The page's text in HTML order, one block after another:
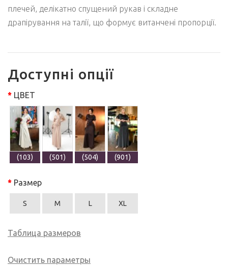
плечей, делікатно спущений рукав і складне
драпірування на талії, що формує витанчені пропорції.
Доступні опції
ЦВЕТ
(103) (501) (504) (901)
Размер
S M L XL
Таблица размеров
Очистить параметры